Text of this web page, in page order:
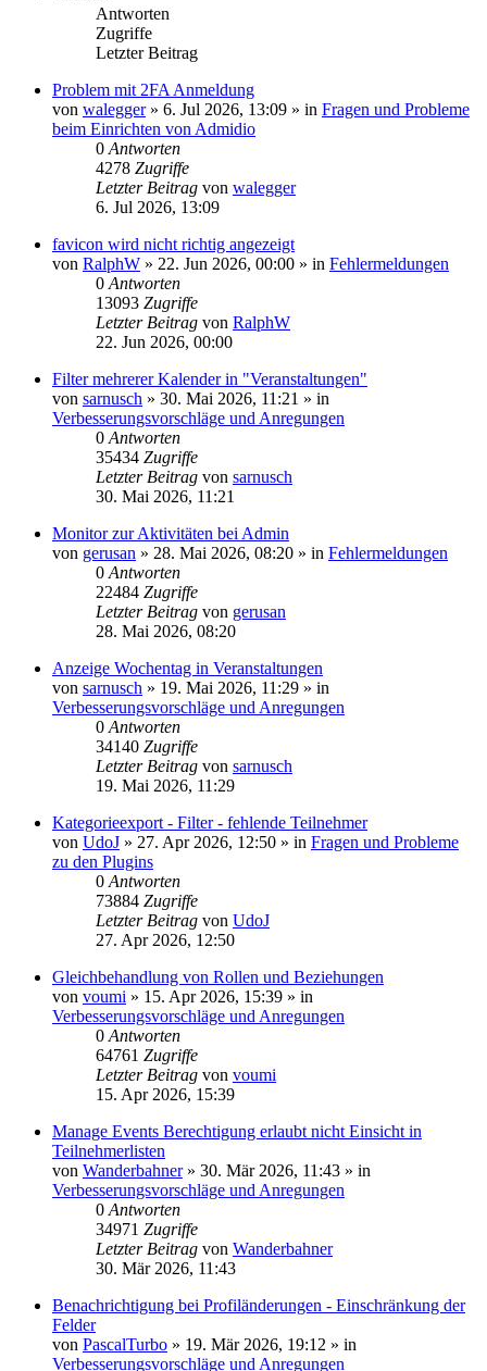
Antworten
Zugriffe
Letzter Beitrag
Problem mit 2FA Anmeldung
von walegger» 6. Jul 2026, 13:09 » in Fragen und Probleme
beim Einrichten von Admidio
0 Antworten
4278 Zugriffe
Letzter Beitrag von walegger
6. Jul 2026, 13:09
favicon wird nicht richtig angezeigt
von RalphW » 22. Jun 2026, 00:00 » in Fehlermeldungen
0 Antworten
13093 Zugriffe
Letzter Beitrag von RalphW
22. Jun 2026, 00:00
Filter mehrerer Kalender in "Veranstaltungen"
von sarnusch » 30. Mai 2026, 11:21 » in
Verbesserungsvorschläge und Anregungen
0 Antworten
35434 Zugriffe
Letzter Beitrag von sarnusch
30. Mai 2026, 11:21
Monitor zur Aktivitäten bei Admin
von gerusan » 28. Mai 2026, 08:20 » in Fehlermeldungen
0 Antworten
22484 Zugriffe
Letzter Beitrag von gerusan
28. Mai 2026, 08:20
Anzeige Wochentag in Veranstaltungen
von sarnusch » 19. Mai 2026, 11:29 » in
Verbesserungsvorschläge und Anregungen
0 Antworten
34140 Zugriffe
Letzter Beitrag von sarnusch
19. Mai 2026, 11:29
Kategorieexport - Filter - fehlende Teilnehmer
von UdoJ » 27. Apr 2026, 12:50 » in Fragen und Probleme
zu den Plugins
0 Antworten
73884 Zugriffe
Letzter Beitrag von UdoJ
27. Apr 2026, 12:50
Gleichbehandlung von Rollen und Beziehungen
von voumi » 15. Apr 2026, 15:39 » in
Verbesserungsvorschläge und Anregungen
0 Antworten
64761 Zugriffe
Letzter Beitrag von voumi
15. Apr 2026, 15:39
Manage Events Berechtigung erlaubt nicht Einsicht in
Teilnehmerlisten
von Wanderbahner» 30. Mär 2026, 11:43 » in
Verbesserungsvorschläge und Anregungen
0 Antworten
34971 Zugriffe
Letzter Beitrag von Wanderbahner
30. Mär 2026, 11:43
Benachrichtigung bei Profiländerungen - Einschränkung der
Felder
von PascalTurbo » 19. Mär 2026, 19:12 » in
Verbesserungsvorschläge und Anregungen